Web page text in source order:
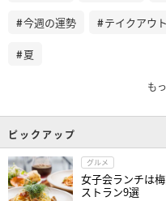
今週の運勢 テイクアウト
夏
も
ピックアップ
グルメ
女子会ランチは
ストラン9選